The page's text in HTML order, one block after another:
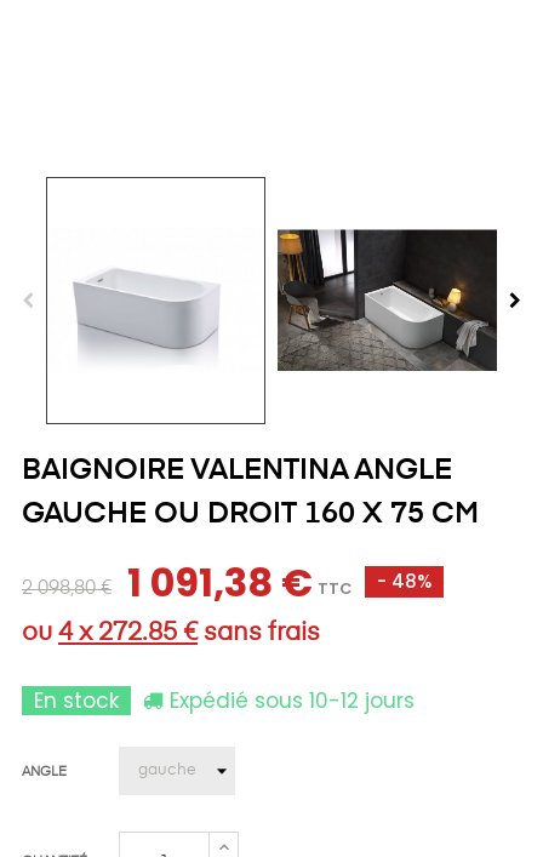
BAIGNOIRE VALENTINA ANGLE
GAUCHE OU DROIT 160 X 75 CM
2 098,80 € 1 091,38 € TTC - 48%
ou 4 x 272.85 €sans frais
En stock Expédié sous 10-12 jours
ANGLE